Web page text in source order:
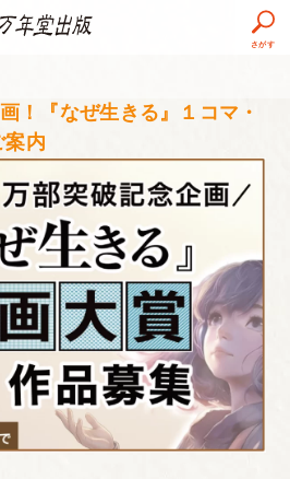
さがす
！『なぜ生きる』１コマ・
案内